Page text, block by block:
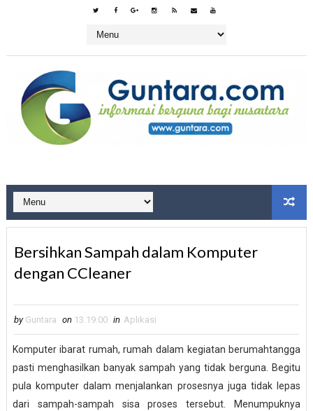
Bersihkan Sampah dalam Komputer
dengan CCleaner
by Guntara on 13.19.00 in Aplikasi
Komputer ibarat rumah, rumah dalam kegiatan berumahtangga
pasti menghasilkan banyak sampah yang tidak berguna. Begitu
pula komputer dalam menjalankan prosesnya juga tidak lepas
dari sampah-sampah sisa proses tersebut. Menumpuknya